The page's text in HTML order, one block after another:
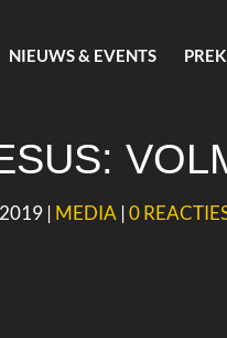
NIEUWS & EVENTS
| MEDIA |0